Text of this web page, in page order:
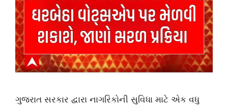
ગુજરાત સરકાર દ્વારા નાગરિકોની સુવિધા માટે એક વધુ